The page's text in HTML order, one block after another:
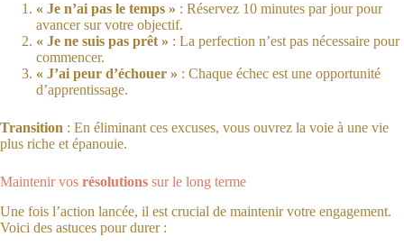
« Je n’ai pas le temps » : Réservez 10 minutes par jour pour
avancer sur votre objectif.
« Je ne suis pas prêt » : La perfection n’est pas nécessaire pour
commencer.
« J’ai peur d’échouer » : Chaque échec est une opportunité
d’apprentissage.
Transition : En éliminant ces excuses, vous ouvrez la voie à une vie
plus riche et épanouie.
Maintenir vos résolutions sur le long terme
Une fois l’action lancée, il est crucial de maintenir votre engagement.
Voici des astuces pour durer :